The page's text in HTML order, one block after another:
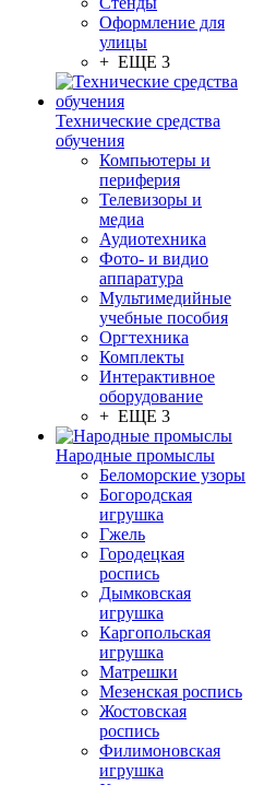
Оформление для
улицы
+ ЕЩЕ 3
Технические средства
обучения
Компьютеры и
периферия
Телевизоры и
медиа
Аудиотехника
Фото- и видио
аппаратура
Мультимедийные
учебные пособия
Оргтехника
Комплекты
Интерактивное
оборудование
+ ЕЩЕ 3
Народные промыслы
Беломорские узоры
Богородская
игрушка
Гжель
Городецкая
роспись
Дымковская
игрушка
Каргопольская
игрушка
Матрешки
Мезенская роспись
Жостовская
роспись
Филимоновская
игрушка